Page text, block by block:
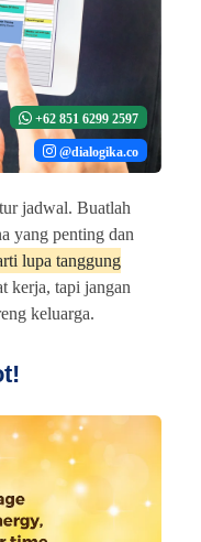
+62 851 6299 2597
@dialogika.co
jadwal. Buatlah
yang penting dan
lupa tanggung
kerja, tapi jangan
keluarga.